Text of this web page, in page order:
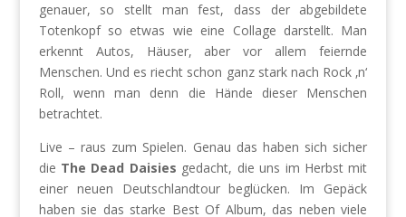
genauer, so stellt man fest, dass der abgebildete
Totenkopf so etwas wie eine Collage darstellt. Man
erkennt Autos, Häuser, aber vor allem feiernde
Menschen. Und es riecht schon ganz stark nach Rock ‚n‘
Roll, wenn man denn die Hände dieser Menschen
betrachtet.
Live – raus zum Spielen. Genau das haben sich sicher
die The Dead Daisies gedacht, die uns im Herbst mit
einer neuen Deutschlandtour beglücken. Im Gepäck
haben sie das starke Best Of Album, das neben viele